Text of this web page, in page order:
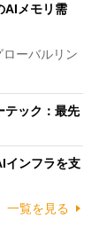
AIメモリ需
ーバルリン
テック：最先
インフラを支
一覧を見る